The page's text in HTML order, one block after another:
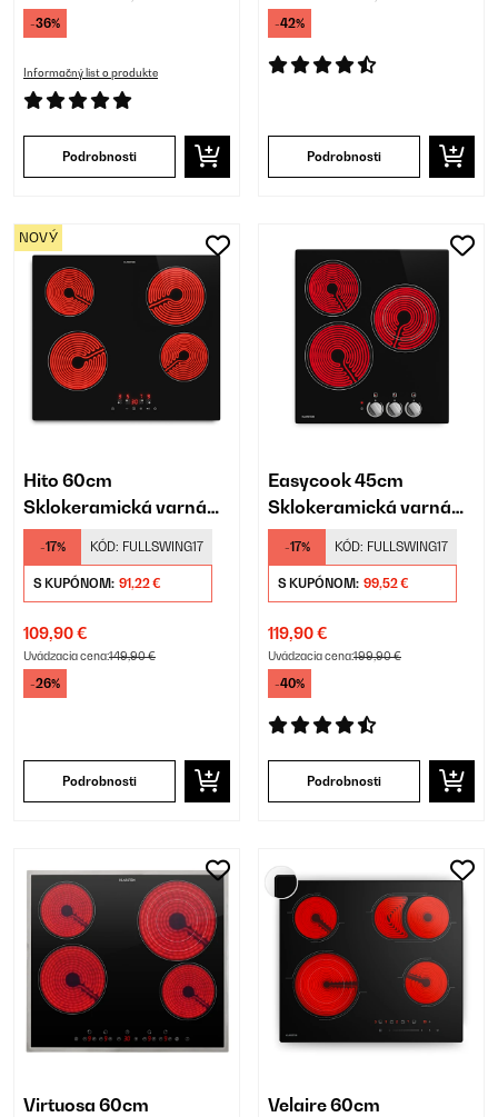
-36%
Informačný list o produkte
Podrobnosti
-42%
Podrobnosti
Hito 60cm
Sklokeramická varná
doska 4 Varné zóny
Čierna
-17% KÓD: FULLSWING17
S KUPÓNOM: 91,22 €
109,90 €
Uvádzacia cena:149,90 €
-26%
Podrobnosti
NOVÝ
Easycook 45cm
Sklokeramická varná
doska 3 Varné zóny
Čierna
-17% KÓD: FULLSWING17
S KUPÓNOM: 99,52 €
119,90 €
Uvádzacia cena:199,90 €
-40%
Podrobnosti
Virtuosa 60cm
Velaire 60cm